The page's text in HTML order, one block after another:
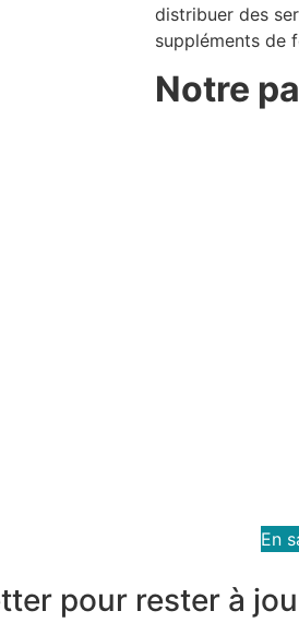
distribuer des
suppléments de
Notre
En
pour rester à